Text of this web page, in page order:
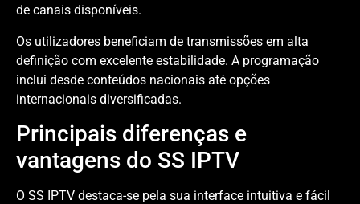
de canais disponíveis.
Os utilizadores beneficiam de transmissões em alta
definição com excelente estabilidade. A programação
inclui desde conteúdos nacionais até opções
internacionais diversificadas.
Principais diferenças e
vantagens do SS IPTV
O SS IPTV destaca-se pela sua interface intuitiva e fácil